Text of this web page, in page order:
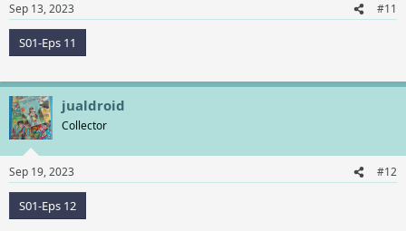
Sep 13, 2023 #11
S01-Eps 11
jualdroid
Collector
Sep 19, 2023 #12
S01-Eps 12